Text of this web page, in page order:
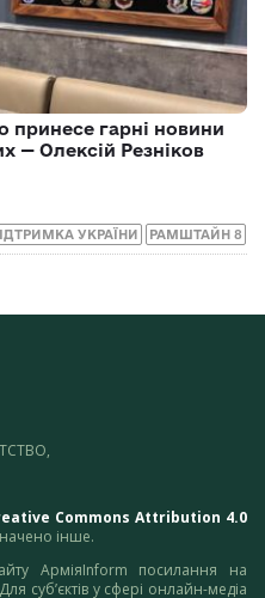
принесе гарні новини
— Олексій Резніков
УКРАЇНИ РАМШТАЙН 8
Commons Attribution 4.0
інше.
АрміяInform посилання на
суб’єктів у сфері онлайн-медіа